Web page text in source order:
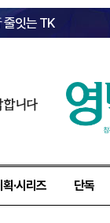
줄잇는 TK
합니다
획·시리즈 단독